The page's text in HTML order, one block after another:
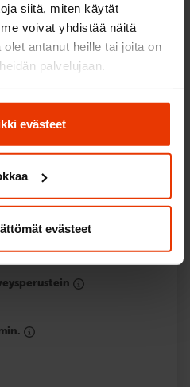
siitä, miten käytät
voivat yhdistää näitä
antanut heille tai joita on
palvelujaan.
evästeet
evästeet